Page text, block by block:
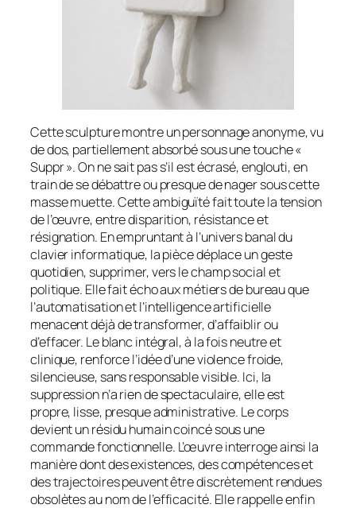
Cette sculpture montre un personnage anonyme, vu
de dos, partiellement absorbé sous une touche «
Suppr ». On ne sait pas s’il est écrasé, englouti, en
train de se débattre ou presque de nager sous cette
masse muette. Cette ambiguïté fait toute la tension
de l’œuvre, entre disparition, résistance et
résignation. En empruntant à l’univers banal du
clavier informatique, la pièce déplace un geste
quotidien, supprimer, vers le champ social et
politique. Elle fait écho aux métiers de bureau que
l’automatisation et l’intelligence artificielle
menacent déjà de transformer, d’affaiblir ou
d’effacer. Le blanc intégral, à la fois neutre et
clinique, renforce l’idée d’une violence froide,
silencieuse, sans responsable visible. Ici, la
suppression n’a rien de spectaculaire, elle est
propre, lisse, presque administrative. Le corps
devient un résidu humain coincé sous une
commande fonctionnelle. L’œuvre interroge ainsi la
manière dont des existences, des compétences et
des trajectoires peuvent être discrètement rendues
obsolètes au nom de l’efficacité. Elle rappelle enfin